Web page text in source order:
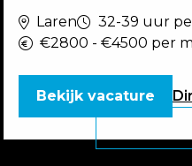
Laren
32-39 uur
€2800 - €4500 per
Bekijk vacature